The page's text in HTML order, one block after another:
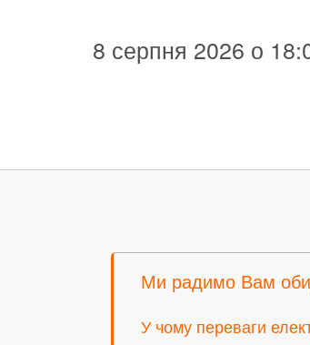
8 серпня 2026 о
Ми радимо Вам
У чому переваги